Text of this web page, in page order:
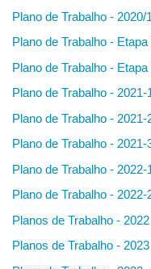
Plano de Trabalho - 2020/1
Plano de Trabalho -
Plano de Trabalho -
Plano de Trabalho - 2021-
Plano de Trabalho - 2021-
Plano de Trabalho - 2021-
Plano de Trabalho - 2022-
Plano de Trabalho - 2022-
Planos de Trabalho -
Planos de Trabalho -